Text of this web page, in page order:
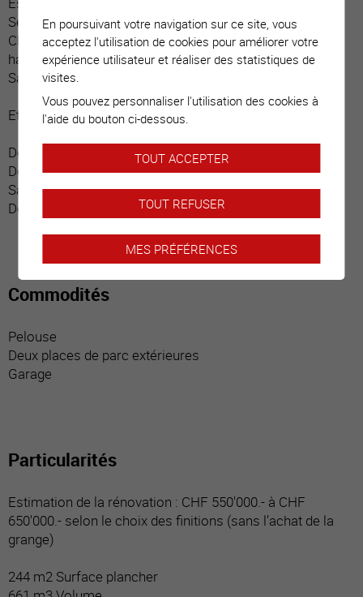
Séjour
Chambre parentale avec salle d’eau / douche / sauna,
hammam (privative)
Salle d’eau / visiteurs
Etage :
Dégagement central
Deux chambres donnant chacune sur balcon privatif
Salle d’eau / douche
Deux balcons
Commodités
Pelouse
Deux places de parc extérieures
Garage
Particularités
Estimation de la rénovation : CHF 550'000.- à CHF
650'000.- selon le choix des finitions (sans l’achat de la
grange)
244 m2 Surface plancher
En poursuivant votre navigation sur ce site, vous
acceptez l'utilisation de cookies pour améliorer votre
expérience utilisateur et réaliser des statistiques de
visites.
Vous pouvez personnaliser l'utilisation des cookies à
l'aide du bouton ci-dessous.
TOUT ACCEPTER
TOUT REFUSER
MES PRÉFÉRENCES